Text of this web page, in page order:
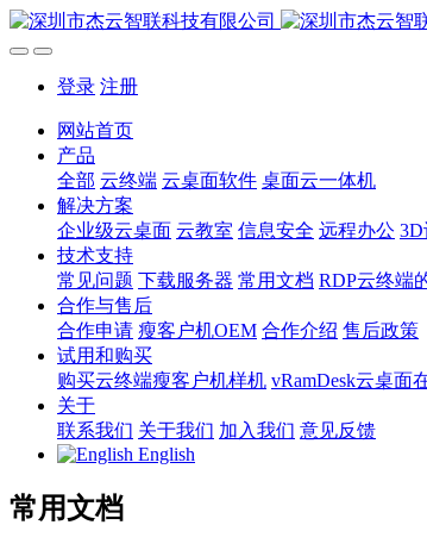
登录 注册
网站首页
产品
全部 云终端 云桌面软件 桌面云一体机
解决方案
企业级云桌面 云教室 信息安全 远程办公
技术支持
常见问题 下载服务器 常用文档 RDP云终端
合作与售后
合作申请 瘦客户机OEM 合作介绍 售后政策
试用和购买
购买云终端瘦客户机样机 vRamDesk云桌面
关于
联系我们 关于我们 加入我们 意见反馈
English
常用文档